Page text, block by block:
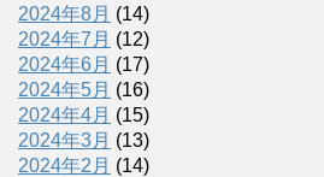
2024年8月 (14)
2024年7月 (12)
2024年6月 (17)
2024年5月 (16)
2024年4月 (15)
2024年3月 (13)
2024年2月 (14)